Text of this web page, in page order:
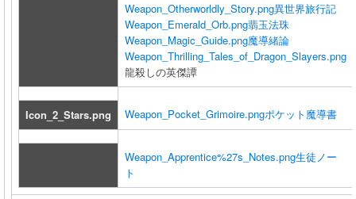
Weapon_Otherworldly_Story.png異世界旅行記
Weapon_Emerald_Orb.png翡玉法珠
Weapon_Magic_Guide.png魔導緒論
Weapon_Thrilling_Tales_of_Dragon_Slayers.png
龍殺しの英傑譚
Icon_2_Stars.png Weapon_Pocket_Grimoire.pngポケット魔導書
Weapon_Apprentice%27s_Notes.png生徒ノー
ト